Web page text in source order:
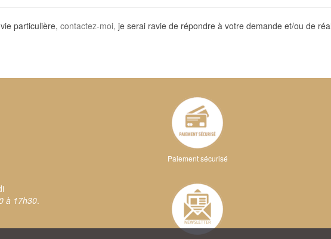
particulière, contactez-moi, je serai ravie de répondre à votre demande et/ou de
à 17h30.
Paiement sécurisé